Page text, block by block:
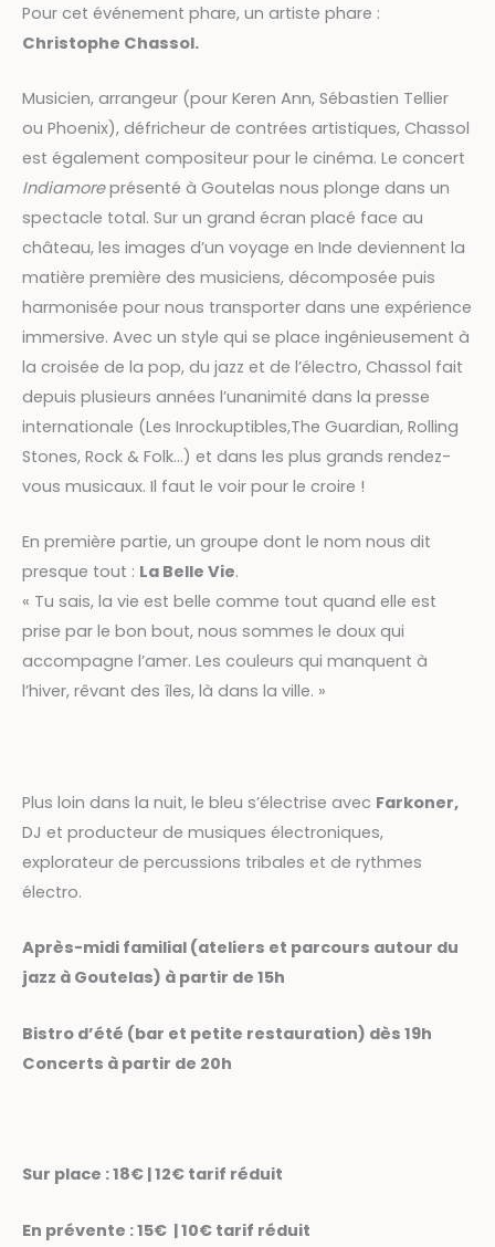
Pour cet événement phare, un artiste phare :
Christophe Chassol.
Musicien, arrangeur (pour Keren Ann, Sébastien Tellier
ou Phoenix), défricheur de contrées artistiques, Chassol
est également compositeur pour le cinéma. Le concert
Indiamoreprésenté à Goutelas nous plonge dans un
spectacle total. Sur un grand écran placé face au
château, les images d’un voyage en Inde deviennent la
matière première des musiciens, décomposée puis
harmonisée pour nous transporter dans une expérience
immersive. Avec un style qui se place ingénieusement à
la croisée de la pop, du jazz et de l’électro, Chassol fait
depuis plusieurs années l’unanimité dans la presse
internationale (Les Inrockuptibles,The Guardian, Rolling
Stones, Rock & Folk…) et dans les plus grands rendez-
vous musicaux. Il faut le voir pour le croire !
En première partie, un groupe dont le nom nous dit
presque tout : La Belle Vie.
« Tu sais, la vie est belle comme tout quand elle est
prise par le bon bout, nous sommes le doux qui
accompagne l’amer. Les couleurs qui manquent à
l’hiver, rêvant des îles, là dans la ville. »
Plus loin dans la nuit, le bleu s’électrise avec Farkoner,
DJ et producteur de musiques électroniques,
explorateur de percussions tribales et de rythmes
électro.
Après-midi familial (ateliers et parcours autour du
jazz à Goutelas) à partir de 15h
Bistro d’été (bar et petite restauration) dès 19h
Concerts à partir de 20h
Sur place : 18€ | 12€ tarif réduit
En prévente : 15€ | 10€ tarif réduit